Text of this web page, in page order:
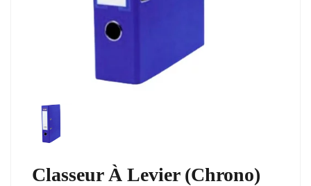
Classeur À Levier (Chrono)